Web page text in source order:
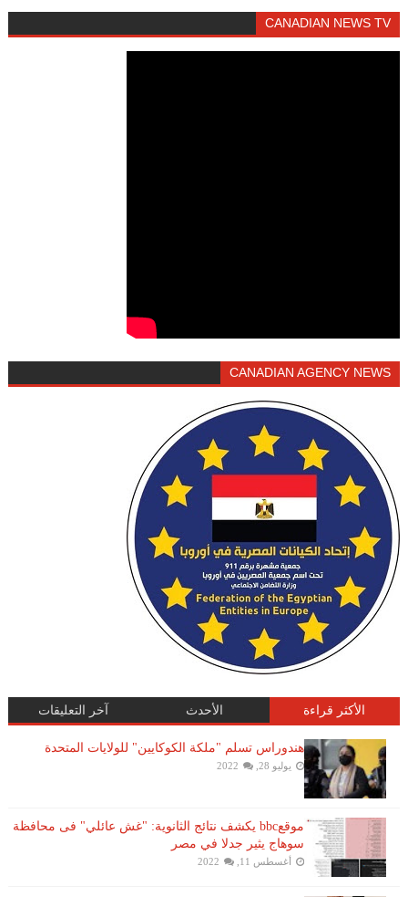
CANADIAN NEWS TV
CANADIAN AGENCY NEWS
الأكثر قراءة الأحدث آخر التعليقات
هندوراس تسلم "ملكة الكوكايين" للولايات المتحدة
يوليو 28, 2022
موقعbbc يكشف نتائج الثانوية: "غش عائلي" فى محافظة
سوهاج يثير جدلا في مصر
أغسطس 11, 2022